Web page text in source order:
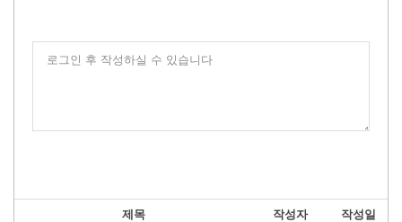
로그인 후 작성하실 수 있습니다
제목 작성자 작성일